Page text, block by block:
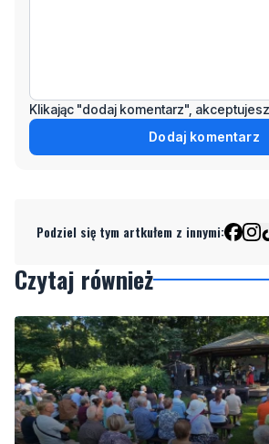
Klikając "dodaj komentarz",
Dodaj komentarz
Podziel się tym artkułem z innymi:
Czytaj również